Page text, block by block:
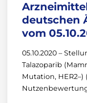
deutschen
vom
05.10.2020 –
Talazoparib
Mutation, HER2–)
Nutzenbewertung